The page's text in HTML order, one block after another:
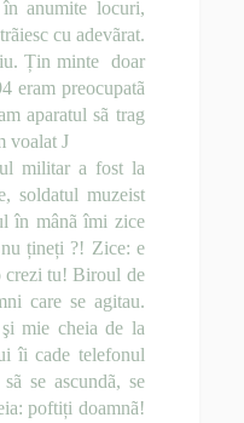
anumite locuri,
cu adevãrat.
Țin minte doar
eram preocupatã
aparatul sã trag
voalatJ
militar a fost la
soldatul muzeist
în mânã îmi zice
țineți ?! Zice: e
crezi tu! Biroul de
care se agitau.
mie cheia de la
îi cade telefonul
se ascundã, se
poftiți doamnã!